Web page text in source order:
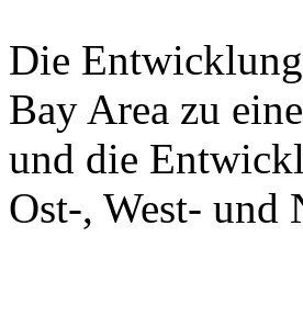
Die
Bay Area zu
und die
Ost-, West- und